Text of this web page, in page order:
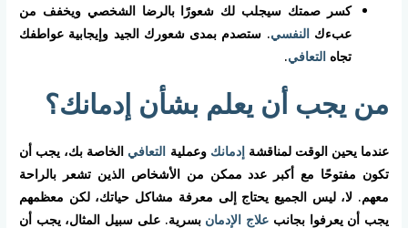
كسر صمتك سيجلب لك شعورًا بالرضا الشخصي ويخفف من
عبءكالنفسي. ستصدم بمدى شعورك الجيد وإيجابية عواطفك
تجاهالتعافي.
من يجب أن يعلم بشأن إدمانك؟
عندما يحين الوقت لمناقشةإدمانك وعملية التعافي الخاصة بك، يجب أن
تكون مفتوحًا مع أكبر عدد ممكن من الأشخاص الذين تشعر بالراحة
معهم. لا، ليس الجميع يحتاج إلى معرفة مشاكل حياتك، لكن معظمهم
يجب أن يعرفوا بجانب علاج الإدمان بسرية. على سبيل المثال، يجب أن